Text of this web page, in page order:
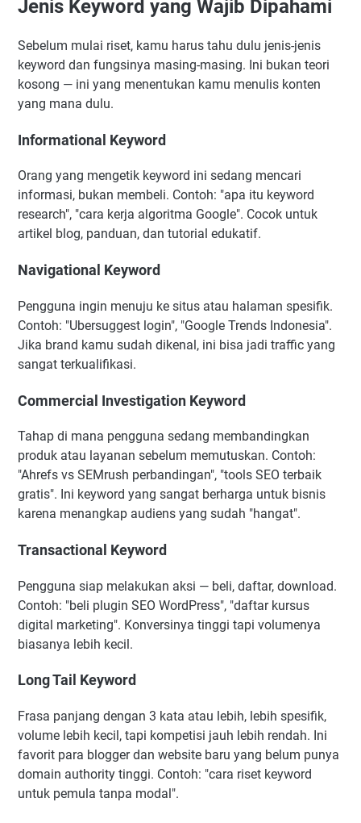
Jenis Keyword yang Wajib Dipahami
Sebelum mulai riset, kamu harus tahu dulu jenis-jenis
keyword dan fungsinya masing-masing. Ini bukan teori
kosong — ini yang menentukan kamu menulis konten
yang mana dulu.
Informational Keyword
Orang yang mengetik keyword ini sedang mencari
informasi, bukan membeli. Contoh: "apa itu keyword
research", "cara kerja algoritma Google". Cocok untuk
artikel blog, panduan, dan tutorial edukatif.
Navigational Keyword
Pengguna ingin menuju ke situs atau halaman spesifik.
Contoh: "Ubersuggest login", "Google Trends Indonesia".
Jika brand kamu sudah dikenal, ini bisa jadi traffic yang
sangat terkualifikasi.
Commercial Investigation Keyword
Tahap di mana pengguna sedang membandingkan
produk atau layanan sebelum memutuskan. Contoh:
"Ahrefs vs SEMrush perbandingan", "tools SEO terbaik
gratis". Ini keyword yang sangat berharga untuk bisnis
karena menangkap audiens yang sudah "hangat".
Transactional Keyword
Pengguna siap melakukan aksi — beli, daftar, download.
Contoh: "beli plugin SEO WordPress", "daftar kursus
digital marketing". Konversinya tinggi tapi volumenya
biasanya lebih kecil.
Long Tail Keyword
Frasa panjang dengan 3 kata atau lebih, lebih spesifik,
volume lebih kecil, tapi kompetisi jauh lebih rendah. Ini
favorit para blogger dan website baru yang belum punya
domain authority tinggi. Contoh: "cara riset keyword
untuk pemula tanpa modal".